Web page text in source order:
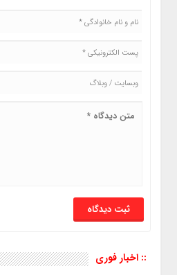
:: اخبار فوری